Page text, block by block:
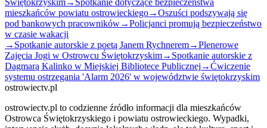
Świętokrzyskim→ Spotkanie dotyczące bezpieczeństwa
mieszkańców powiatu ostrowieckiego→Oszuści podszywają się
pod bankowych pracowników→Policjanci promują bezpieczeństwo
w czasie wakacji
→ Spotkanie autorskie z poetą Janem Rychnerem→Plenerowe
Zajęcia Jogi w Ostrowcu Świętokrzyskim→ Spotkanie autorskie z
Dagmarą Kalinko w Miejskiej Bibliotece Publicznej →Ćwiczenie
systemu ostrzegania 'Alarm 2026' w województwie świętokrzyskim
ostrowiectv.pl
ostrowiectv.pl to codzienne źródło informacji dla mieszkańców
Ostrowca Świętokrzyskiego i powiatu ostrowieckiego. Wypadki,